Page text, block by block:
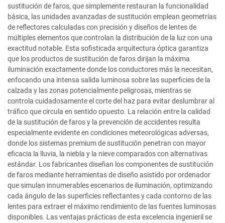
sustitución de faros, que simplemente restauran la funcionalidad
básica, las unidades avanzadas de sustitución emplean geometrías
de reflectores calculadas con precisión y diseños de lentes de
múltiples elementos que controlan la distribución de la luz con una
exactitud notable. Esta sofisticada arquitectura óptica garantiza
que los productos de sustitución de faros dirijan la máxima
iluminación exactamente donde los conductores más la necesitan,
enfocando una intensa salida luminosa sobre las superficies de la
calzada y las zonas potencialmente peligrosas, mientras se
controla cuidadosamente el corte del haz para evitar deslumbrar al
tráfico que circula en sentido opuesto. La relación entre la calidad
de la sustitución de faros y la prevención de accidentes resulta
especialmente evidente en condiciones meteorológicas adversas,
donde los sistemas premium de sustitución penetran con mayor
eficacia la lluvia, la niebla y la nieve comparados con alternativas
estándar. Los fabricantes diseñan los componentes de sustitución
de faros mediante herramientas de diseño asistido por ordenador
que simulan innumerables escenarios de iluminación, optimizando
cada ángulo de las superficies reflectantes y cada contorno de las
lentes para extraer el máximo rendimiento de las fuentes luminosas
disponibles. Las ventajas prácticas de esta excelencia ingenieril se